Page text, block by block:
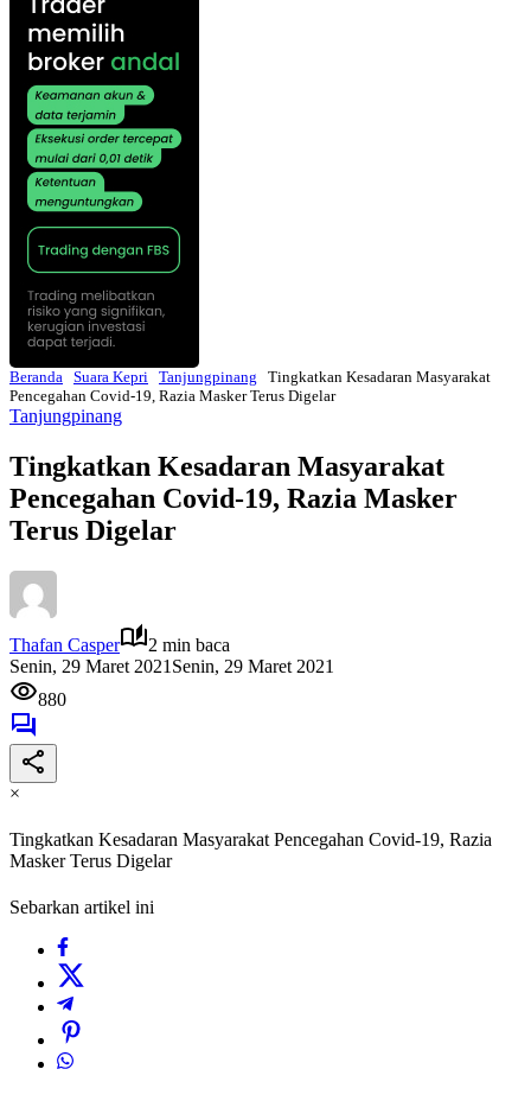
Beranda Suara Kepri Tanjungpinang
Tingkatkan Kesadaran Masyarakat
Pencegahan Covid-19, Razia Masker Terus Digelar
Tanjungpinang
Tingkatkan Kesadaran Masyarakat
Pencegahan Covid-19, Razia Masker
Terus Digelar
Thafan Casper
2 min baca
Senin, 29 Maret 2021 Senin, 29 Maret 2021
880
×
Tingkatkan Kesadaran Masyarakat Pencegahan Covid-19, Razia
Masker Terus Digelar
Sebarkan artikel ini